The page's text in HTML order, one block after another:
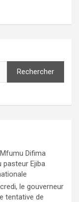
Rechercher
Difima
Ejiba
le gouverneur
tentative de